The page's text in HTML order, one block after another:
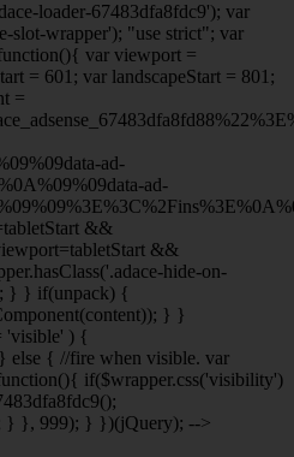
loader-67483dfa8fdc9'); var
slot-wrapper'); "use strict"; var
var viewport =
= 601; var landscapeStart = 801;
=
ad-
ad-
&&
=tabletStart &&
hide-on-
} } if(unpack) {
} }
'visible' ) {
else { //fire when visible. var
if($wrapper.css('visibility')
} }, 999); } })(jQuery); -->